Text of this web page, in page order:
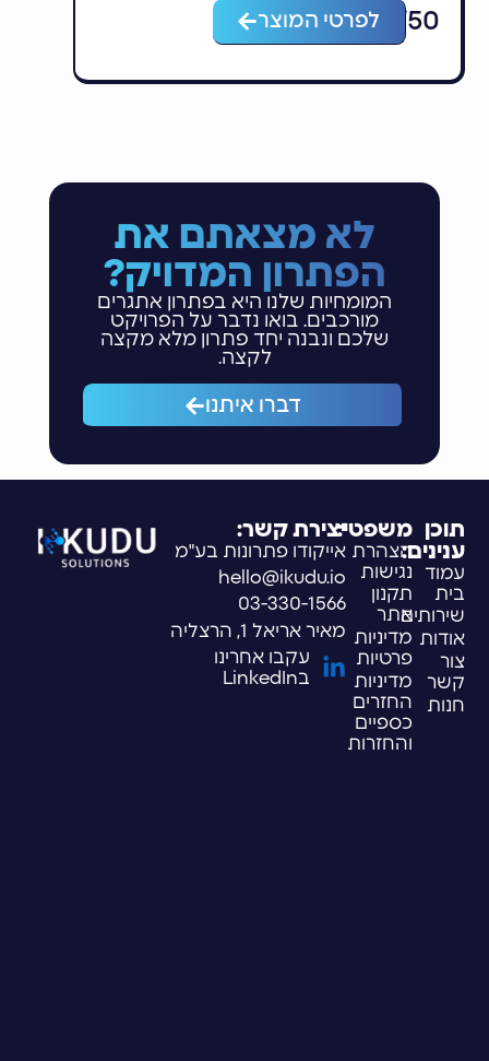
₪2,750לפרטי המוצר
לא מצאתם את
הפתרון המדויק?
המומחיות שלנו היא בפתרון אתגרים
מורכבים. בואו נדבר על הפרויקט
שלכם ונבנה יחד פתרון מלא מקצה
לקצה.
דברו איתנו
תוכן
ענינים:
עמוד
בית
שירותים
אודות
צור
קשר
חנות
משפטי:
הצהרת
נגישות
תקנון
אתר
מדיניות
פרטיות
מדיניות
החזרים
כספיים
והחזרות
יצירת קשר:
אייקודו פתרונות בע"מ
hello@ikudu.io
03-330-1566
מאיר אריאל 1, הרצליה
עקבו אחרינו
בLinkedIn